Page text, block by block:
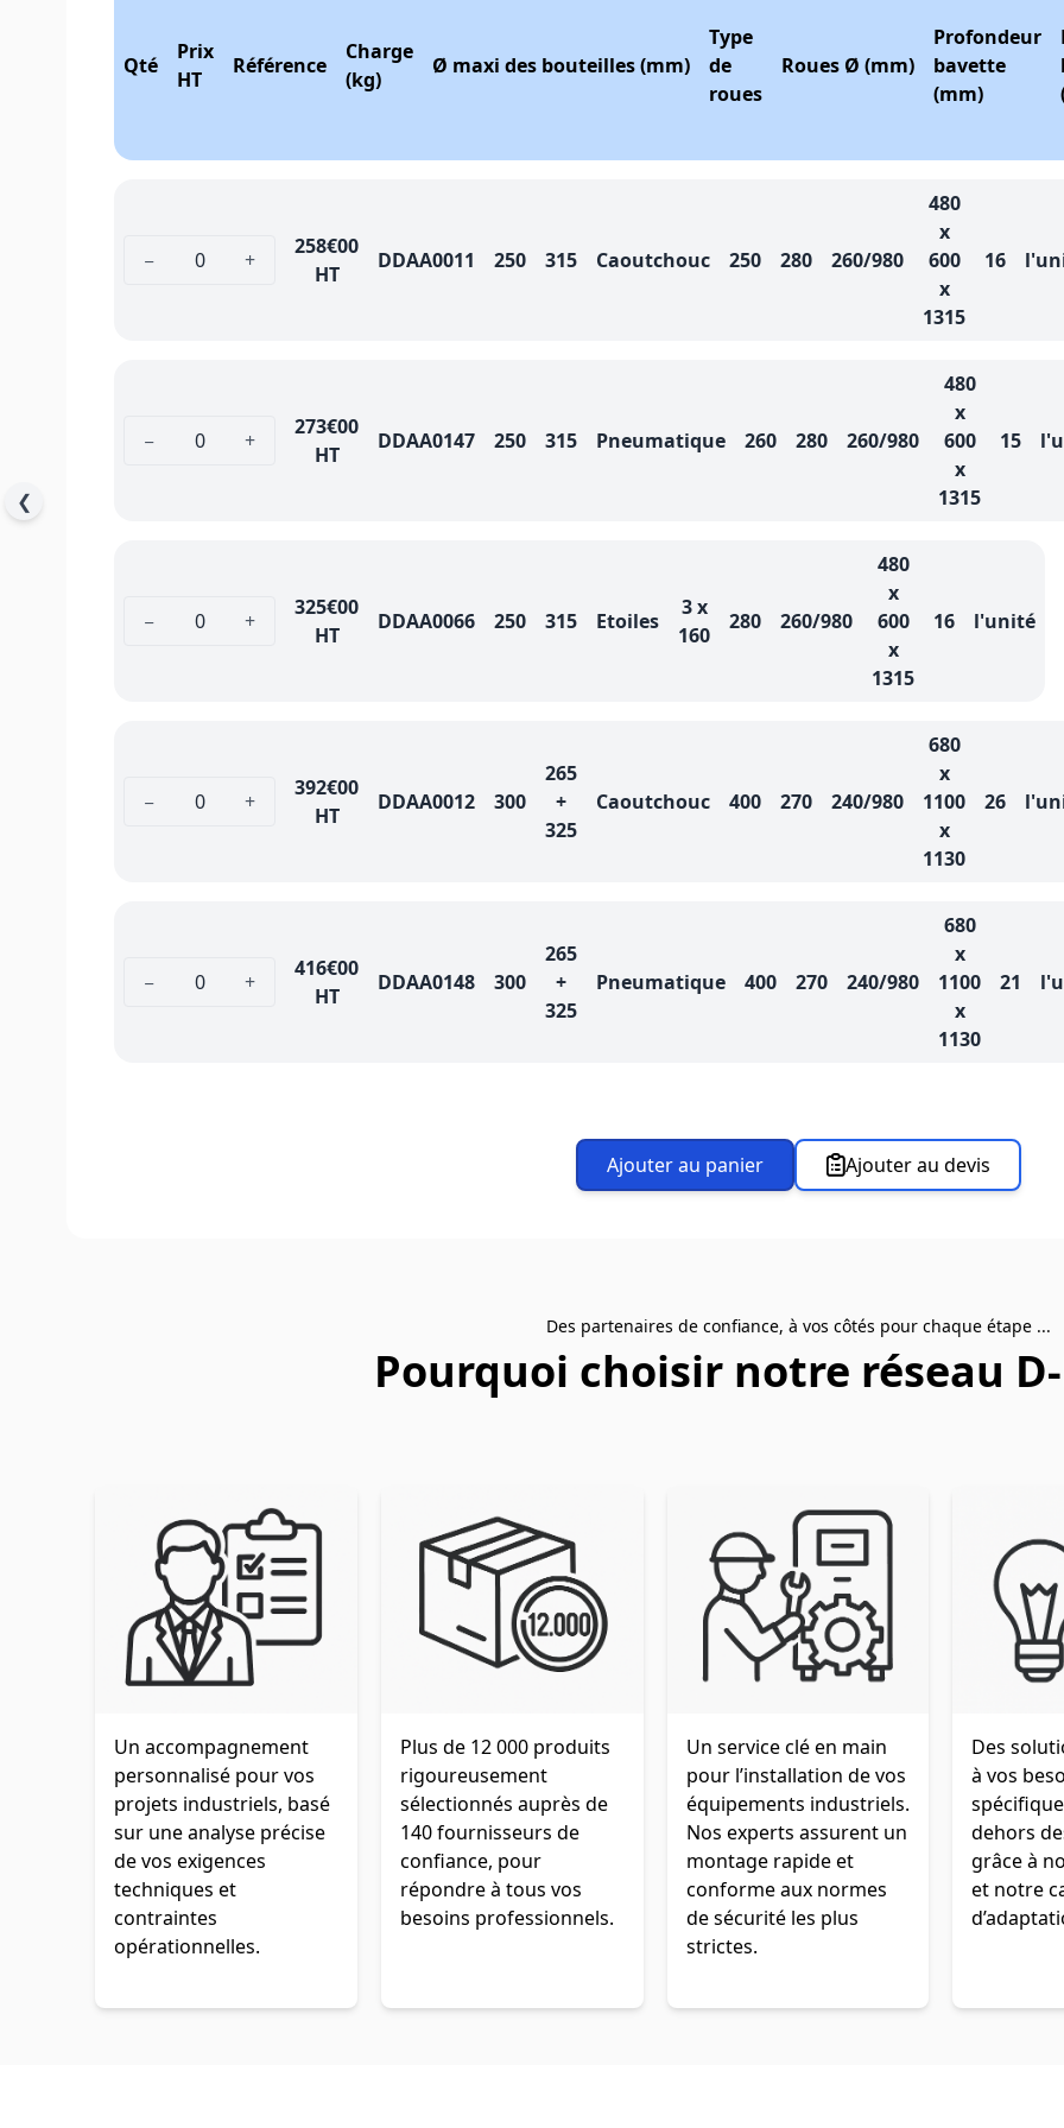
❮
Qté
Prix
HT
Référence
Charge
(kg)
Ø maxi des bouteilles (mm)
Type
de
roues
Roues Ø (mm)
Profondeur
bavette
(mm)
− +
258€00
HT
DDAA0011 250 315 Caoutchouc 250 280 260/980
480
x
600
x
1315
16
− +
273€00
HT
DDAA0147 250 315 Pneumatique 260 280 260/980
480
x
600
x
1315
15
− +
325€00
HT
DDAA0066 250 315 Etoiles
3 x
160
280 260/980
480
x
600
x
1315
16 l'unité
− +
392€00
HT
DDAA0012 300
265
+
325
Caoutchouc 400 270 240/980
680
x
1100
x
1130
26
− +
416€00
HT
DDAA0148 300
265
+
325
Pneumatique 400 270 240/980
680
x
1100
x
1130
21
Ajouter au panier Ajouter au devis
Des partenaires de confiance, à vos côtés pour chaque étape ...
Pourquoi choisir notre réseau
Un accompagnement
personnalisé pour vos
projets industriels, basé
sur une analyse précise
de vos exigences
techniques et
contraintes
opérationnelles.
Plus de 12 000 produits
rigoureusement
sélectionnés auprès de
140 fournisseurs de
confiance, pour
répondre à tous vos
besoins professionnels.
Un service clé en main
pour l’installation de vos
équipements industriels.
Nos experts assurent un
montage rapide et
conforme aux normes
de sécurité les plus
strictes.
Des
à vos
dehors
grâce à
et notre